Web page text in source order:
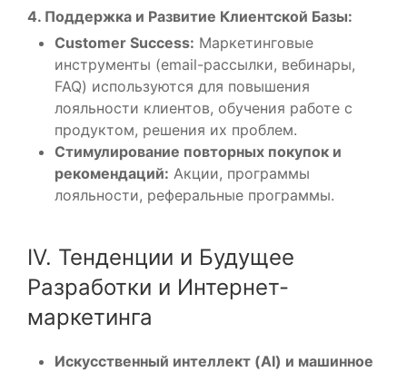
4. Поддержка и Развитие Клиентской Базы:
Customer Success: Маркетинговые
инструменты (email-рассылки, вебинары,
FAQ) используются для повышения
лояльности клиентов, обучения работе с
продуктом, решения их проблем.
Стимулирование повторных покупок и
рекомендаций: Акции, программы
лояльности, реферальные программы.
IV. Тенденции и Будущее
Разработки и Интернет-
маркетинга
Искусственный интеллект (AI) и машинное